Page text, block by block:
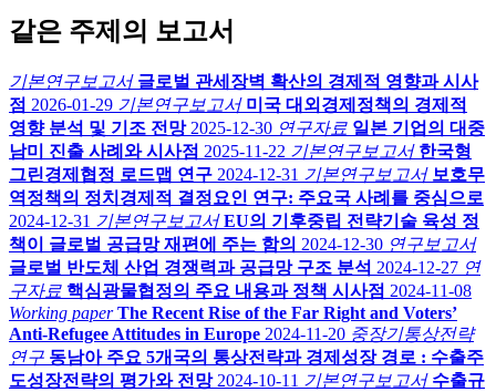
같은 주제의 보고서
기본연구보고서 글로벌 관세장벽 확산의 경제적 영향과 시사
점 2026-01-29 기본연구보고서 미국 대외경제정책의 경제적
영향 분석 및 기조 전망 2025-12-30 연구자료 일본 기업의 대중
남미 진출 사례와 시사점 2025-11-22 기본연구보고서 한국형
그린경제협정 로드맵 연구 2024-12-31 기본연구보고서 보호무
역정책의 정치경제적 결정요인 연구: 주요국 사례를 중심으로
2024-12-31 기본연구보고서 EU의 기후중립 전략기술 육성 정
책이 글로벌 공급망 재편에 주는 함의 2024-12-30 연구보고서
글로벌 반도체 산업 경쟁력과 공급망 구조 분석 2024-12-27 연
구자료 핵심광물협정의 주요 내용과 정책 시사점 2024-11-08
Working paper The Recent Rise of the Far Right and Voters’
Anti-Refugee Attitudes in Europe 2024-11-20 중장기통상전략
연구 동남아 주요 5개국의 통상전략과 경제성장 경로 : 수출주
도성장전략의 평가와 전망 2024-10-11 기본연구보고서 수출규